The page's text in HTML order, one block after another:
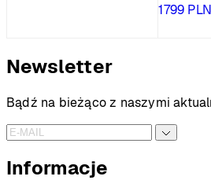
1999 PLN
1799 PLN
Newsletter
Bądź na bieżąco z naszymi
Informacje